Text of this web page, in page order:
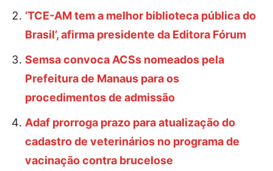
‘TCE-AM tem a melhor biblioteca pública do
Brasil’, afirma presidente da Editora Fórum
Semsa convoca ACSs nomeados pela
Prefeitura de Manaus para os
procedimentos de admissão
Adaf prorroga prazo para atualização do
cadastro de veterinários no programa de
vacinação contra brucelose